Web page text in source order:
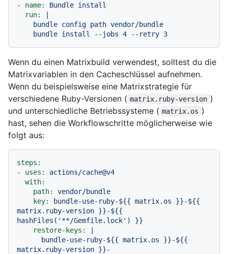
-
name: Bundle install
run:
Wenn du einen Matrixbuild verwendest, solltest du die
Matrixvariablen in den Cacheschlüssel aufnehmen.
Wenn du beispielsweise eine Matrixstrategie für
verschiedene Ruby-Versionen ( matrix.ruby-version )
und unterschiedliche Betriebssysteme ( matrix.os )
hast, sehen die Workflowschritte möglicherweise wie
folgt aus:
steps:
-
uses:
actions/cache@v4
with:
path:
vendor/bundle
key:
bundle-use-ruby-${{ matrix.os
}}-${{
matrix.ruby-version }}-${{
hashFiles('**/Gemfile.lock')
}}
restore-keys: